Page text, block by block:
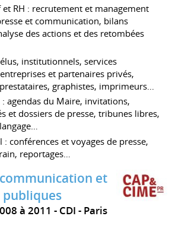
RH : recrutement et management
et communication, bilans
des actions et des retombées
institutionnels, services
et partenaires privés,
graphistes, imprimeurs...
: agendas du Maire, invitations,
et dossiers de presse, tribunes libres,
: conférences et voyages de presse,
reportages…
et
à 2011 CDI
Paris